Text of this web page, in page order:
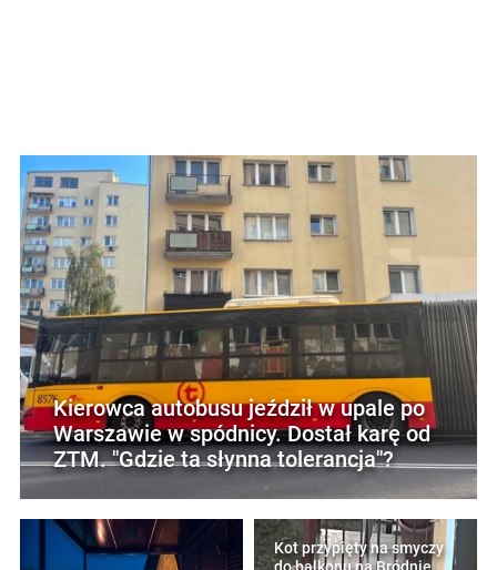
Kierowca autobusu jeździł w upale po
Warszawie w spódnicy. Dostał karę od
ZTM. "Gdzie ta słynna tolerancja"?
Kot przypięty na smyczy